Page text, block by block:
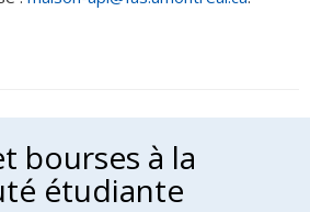
bourses à la
étudiante